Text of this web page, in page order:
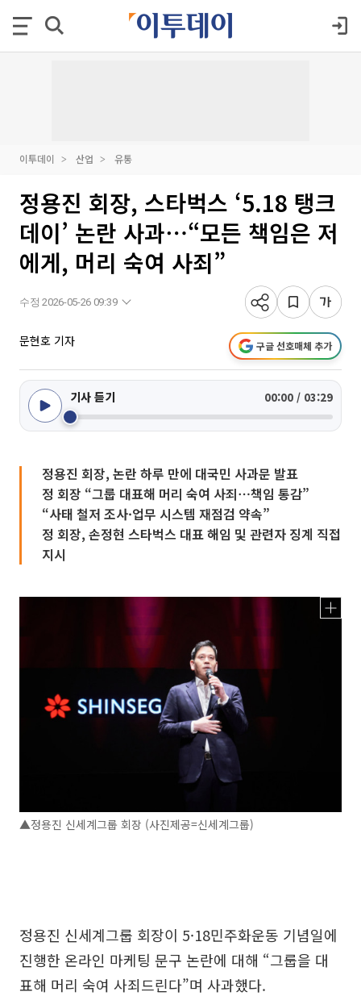
이투데이 산업 유통
정용진 회장, 스타벅스 ‘5.18 탱크
데이’ 논란 사과⋯“모든 책임은 저
에게, 머리 숙여 사죄”
수정 2026-05-26 09:39
문현호 기자 구글 선호매체 추가
기사 듣기 00:00 / 03:29
정용진 회장, 논란 하루 만에 대국민 사과문 발표
정 회장 “그룹 대표해 머리 숙여 사죄⋯책임 통감”
“사태 철저 조사·업무 시스템 재점검 약속”
정 회장, 손정현 스타벅스 대표 해임 및 관련자 징계 직접
지시
▲정용진 신세계그룹 회장 (사진제공=신세계그룹)
정용진 신세계그룹 회장이 5·18민주화운동 기념일에
진행한 온라인 마케팅 문구 논란에 대해 “그룹을 대
표해 머리 숙여 사죄드린다”며 사과했다.